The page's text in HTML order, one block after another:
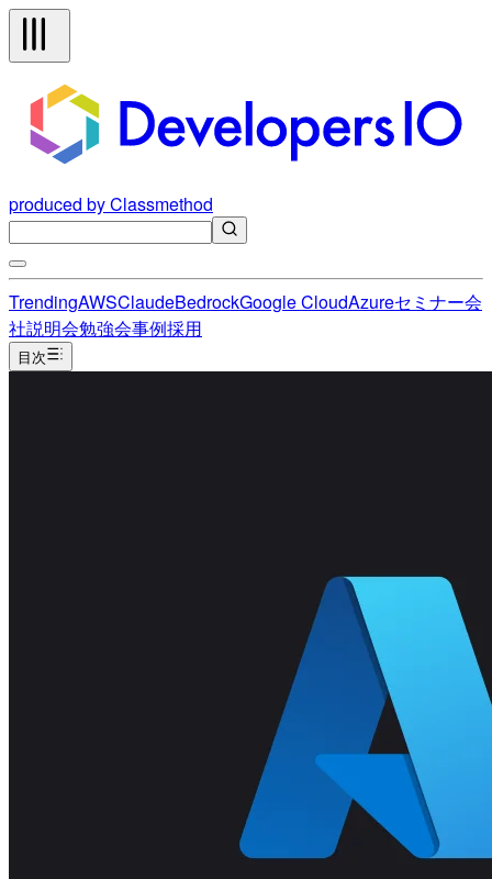
produced by Classmethod
TrendingAWSClaudeBedrockGoogle CloudAzureセミナー会
社説明会勉強会事例採用
目次